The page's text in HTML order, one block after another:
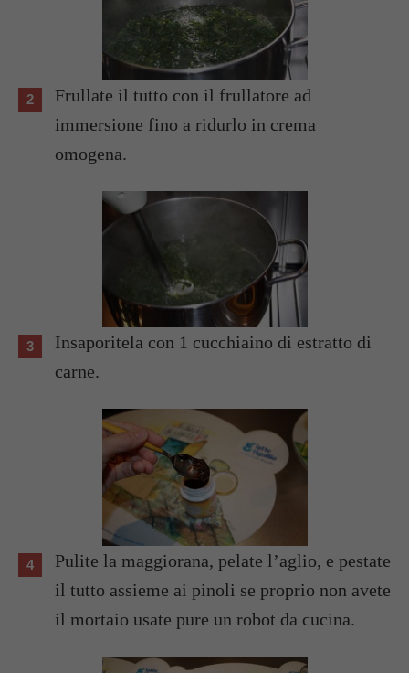
Frullate il tutto con il frullatore ad
immersione fino a ridurlo in crema
omogena.
Insaporitela con 1 cucchiaino di estratto di
carne.
Pulite la maggiorana, pelate l’aglio, e pestate
il tutto assieme ai pinoli se proprio non avete
il mortaio usate pure un robot da cucina.